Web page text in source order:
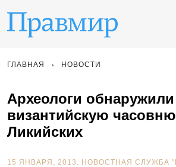
ГЛАВНАЯ НОВОСТИ
Археологи
византийскую
Ликийских
15 ЯНВАРЯ, 2013. НОВОСТНАЯ СЛУЖБА